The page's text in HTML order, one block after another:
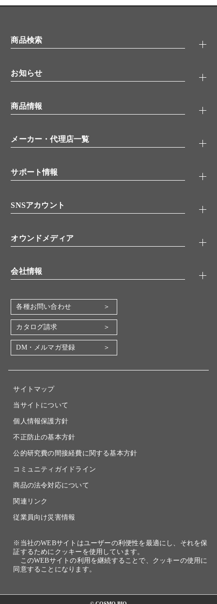
商品検索
タンパク質検索
ELISA/ELISpot検索
品番検索
お知らせ
無料サンプル
ウェビナー （オンラインセミナー）
学会・展示スケジュール
商品情報
抗体
シグナル伝達
糖類／レクチン
分子生物
バイオメディカル(環境・食品)
機器・消耗品
メーカー・代理店一覧
代理店
サポート情報
アプリケーションノート
書類ダウンロード
SNSアカウント
YouTube
オウンドメディア
会社情報
会社概要
地図・アクセス（本社）
IR情報
電子公告
各種お問い合わせ
カタログ請求
DM・メルマガ登録
サイトマップ
当サイトについて
個人情報保護方針
不正防止の基本方針
公的研究費の間接経費に関する基本方針
コミュニティガイドライン
商品の法令対応について
関連リンク
従業員向け災害情報
※当社のWEBサイトはユーザーの利便性を最適にし、それを保
証するためにクッキーを使用しています。
このWEBサイトの利用を継続することで、クッキーの使用に
同意することになります。